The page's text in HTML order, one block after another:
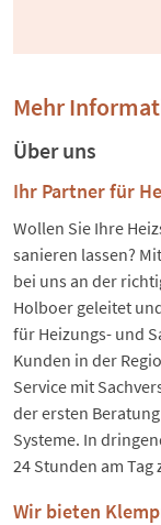
Mehr
Über uns
Ihr Partner für
Wollen Sie Ihre
sanieren lassen?
bei uns an der
Holboer geleitet
für Heizungs- und
Kunden in der
Service mit
der ersten
Systeme. In
24 Stunden am Tag
Wir bieten